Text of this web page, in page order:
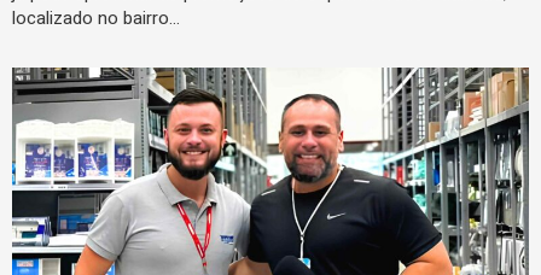
localizado no bairro…